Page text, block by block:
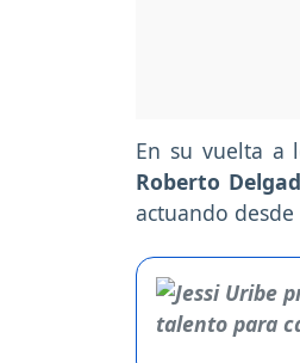
En su vuelta a
Roberto
actuando